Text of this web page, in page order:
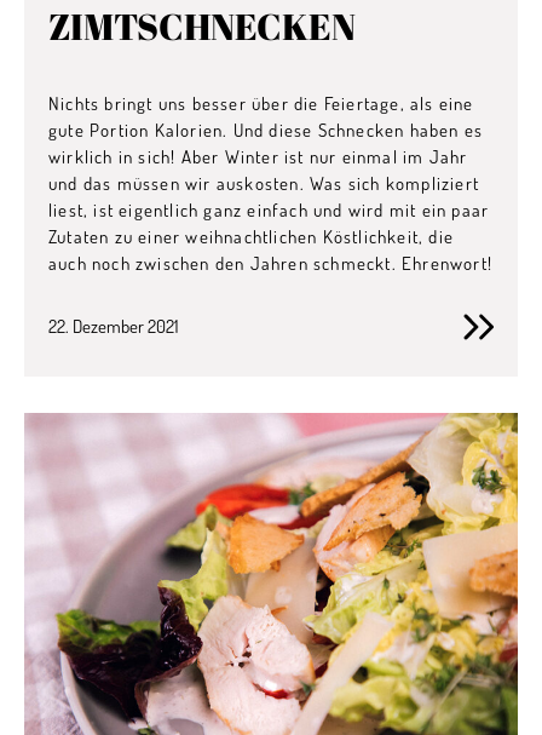
ZIMTSCHNECKEN
Nichts bringt uns besser über die Feiertage, als eine
gute Portion Kalorien. Und diese Schnecken haben es
wirklich in sich! Aber Winter ist nur einmal im Jahr
und das müssen wir auskosten. Was sich kompliziert
liest, ist eigentlich ganz einfach und wird mit ein paar
Zutaten zu einer weihnachtlichen Köstlichkeit, die
auch noch zwischen den Jahren schmeckt. Ehrenwort!
22. Dezember 2021